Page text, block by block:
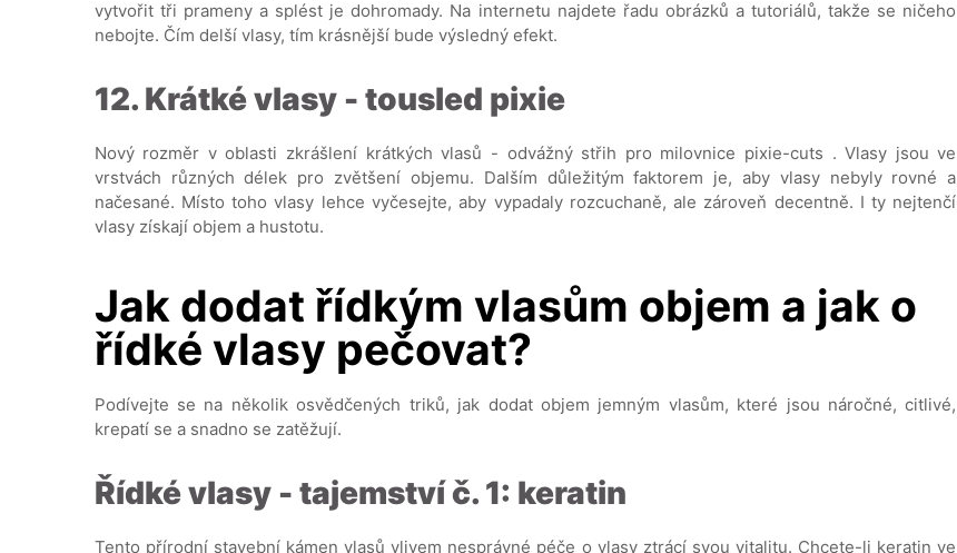
vytvořit tři prameny a splést je dohromady. Na internetu najdete řadu obrázků a tutoriálů, takže se ničeho
nebojte. Čím delší vlasy, tím krásnější bude výsledný efekt.
12. Krátké vlasy - tousled pixie
Nový rozměr v oblasti zkrášlení krátkých vlasů - odvážný střih pro milovnice pixie-cuts . Vlasy jsou ve
vrstvách různých délek pro zvětšení objemu. Dalším důležitým faktorem je, aby vlasy nebyly rovné a
načesané. Místo toho vlasy lehce vyčesejte, aby vypadaly rozcuchaně, ale zároveň decentně. I ty nejtenčí
vlasy získají objem a hustotu.
Jak dodat řídkým vlasům objem a jak o
řídké vlasy pečovat?
Podívejte se na několik osvědčených triků, jak dodat objem jemným vlasům, které jsou náročné, citlivé,
krepatí se a snadno se zatěžují.
Řídké vlasy - tajemství č. 1: keratin
Tento přírodní stavební kámen vlasů vlivem nesprávné péče o vlasy ztrácí svou vitalitu. Chcete-li keratin ve